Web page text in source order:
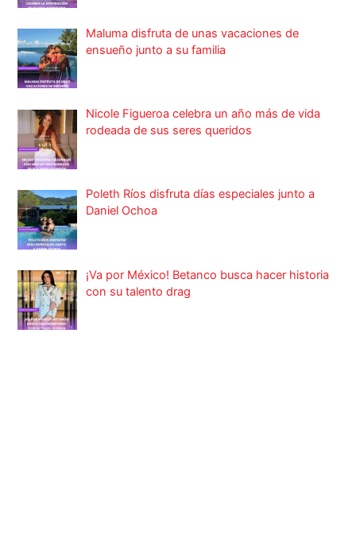
Maluma disfruta de unas vacaciones de
ensueño junto a su familia
Nicole Figueroa celebra un año más de vida
rodeada de sus seres queridos
Poleth Ríos disfruta días especiales junto a
Daniel Ochoa
¡Va por México! Betanco busca hacer historia
con su talento drag